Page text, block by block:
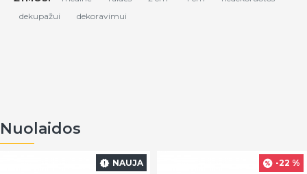
dekupažui
dekoravimui
Nuolaidos
NAUJA -22 %